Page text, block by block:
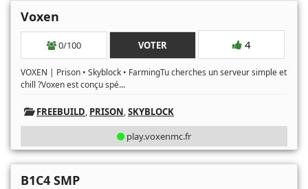
Voxen
0/100 VOTER 4
VOXEN | Prison • Skyblock • FarmingTu cherches un serveur simple et
chill ?Voxen est conçu spé...
FREEBUILD, PRISON,SKYBLOCK
play.voxenmc.fr
B1C4 SMP